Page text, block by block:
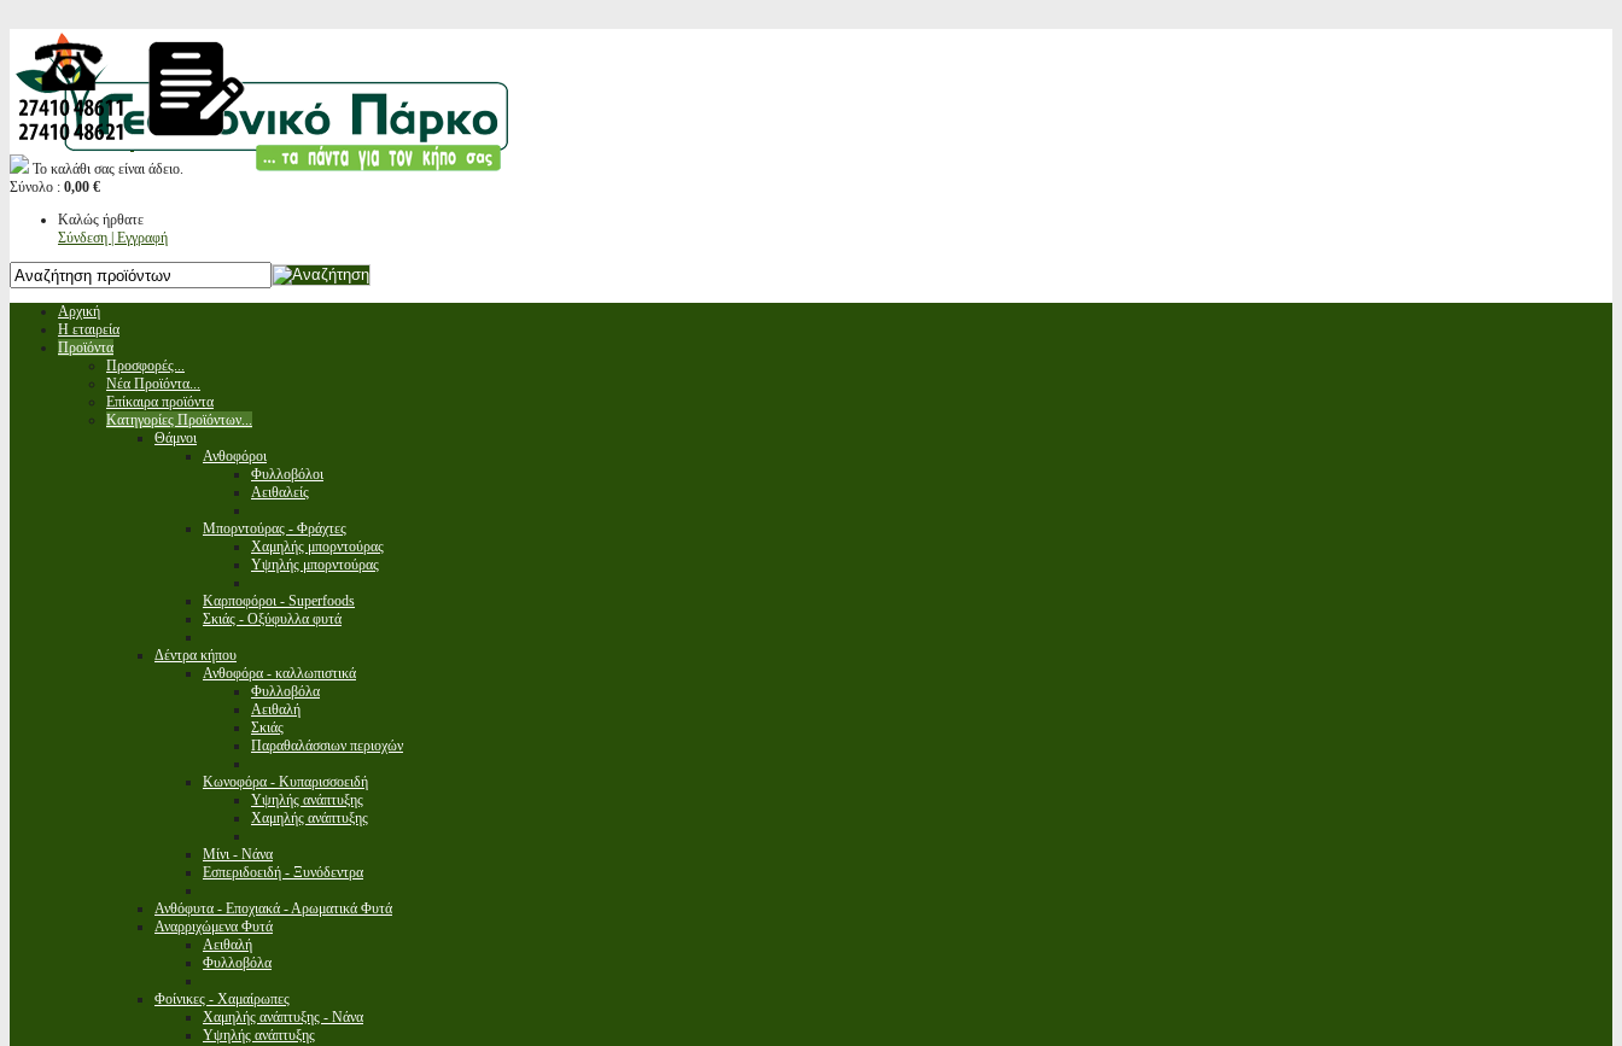
Το καλάθι σας είναι άδειο.
Σύνολο : 0,00 €
Καλώς ήρθατε
Σύνδεση | Εγγραφή
Αρχική
Η εταιρεία
Προϊόντα
Προσφορές...
Νέα Προϊόντα...
Επίκαιρα προϊόντα
Κατηγορίες Προϊόντων...
Θάμνοι
Ανθοφόροι
Φυλλοβόλοι
Αειθαλείς
Μπορντούρας - Φράχτες
Χαμηλής μπορντούρας
Υψηλής μπορντούρας
Καρποφόροι - Superfoods
Σκιάς - Οξύφυλλα φυτά
Δέντρα κήπου
Ανθοφόρα - καλλωπιστικά
Φυλλοβόλα
Αειθαλή
Σκιάς
Παραθαλάσσιων περιοχών
Κωνοφόρα - Κυπαρισσοειδή
Υψηλής ανάπτυξης
Χαμηλής ανάπτυξης
Μίνι - Νάνα
Εσπεριδοειδή - Ξυνόδεντρα
Ανθόφυτα - Εποχιακά - Αρωματικά Φυτά
Αναρριχώμενα Φυτά
Αειθαλή
Φυλλοβόλα
Φοίνικες - Χαμαίρωπες
Χαμηλής ανάπτυξης - Νάνα
Υψηλής ανάπτυξης